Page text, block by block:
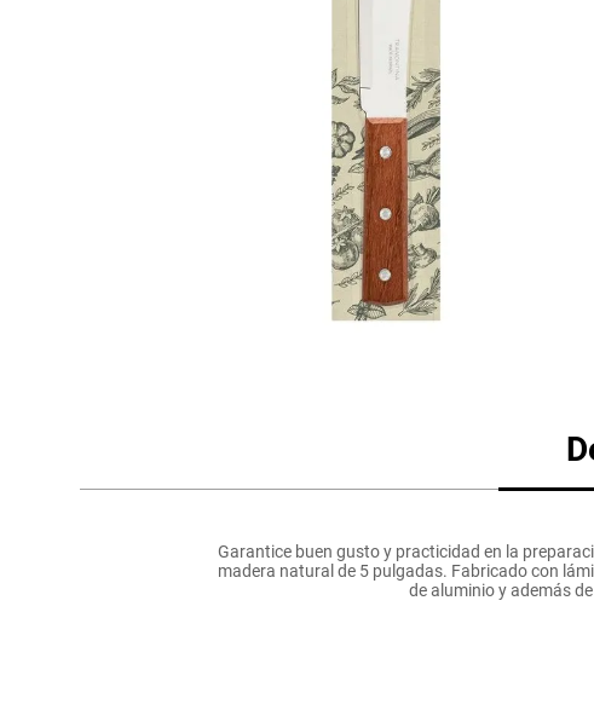
otros
Garantice buen gusto y practicidad en la
madera natural de 5 pulgadas. Fabricado con
de aluminio y además